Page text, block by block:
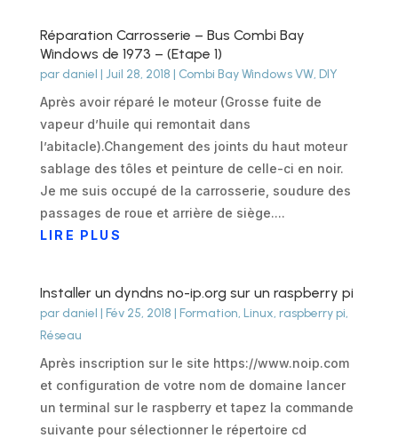
Réparation Carrosserie – Bus Combi Bay
Windows de 1973 – (Etape 1)
par daniel | Juil 28, 2018 | Combi Bay Windows VW, DIY
Après avoir réparé le moteur (Grosse fuite de
vapeur d’huile qui remontait dans
l’abitacle).Changement des joints du haut moteur
sablage des tôles et peinture de celle-ci en noir.
Je me suis occupé de la carrosserie, soudure des
passages de roue et arrière de siège....
LIRE PLUS
Installer un dyndns no-ip.org sur un raspberry pi
par daniel | Fév 25, 2018 | Formation, Linux, raspberry pi,
Réseau
Après inscription sur le site https://www.noip.com
et configuration de votre nom de domaine lancer
un terminal sur le raspberry et tapez la commande
suivante pour sélectionner le répertoire cd